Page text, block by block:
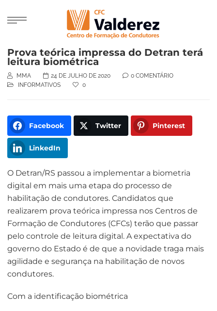
Prova teórica impressa do Detran terá
leitura biométrica
MMA 24 DE JULHO DE 2020
0 COMENTÁRIO
INFORMATIVOS
0
Facebook Twitter Pinterest
LinkedIn
O Detran/RS passou a implementar a biometria
digital em mais uma etapa do processo de
habilitação de condutores. Candidatos que
realizarem prova teórica impressa nos Centros de
Formação de Condutores (CFCs) terão que passar
pelo controle de leitura digital. A expectativa do
governo do Estado é de que a novidade traga mais
agilidade e segurança na habilitação de novos
condutores.
Com a identificação biométrica